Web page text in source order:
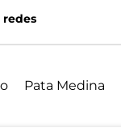
redes
Pata Medina